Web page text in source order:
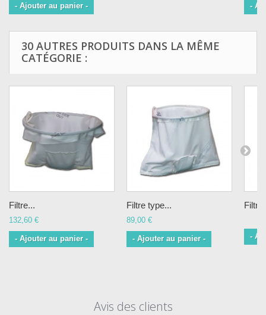
- Ajouter au panier - -
30 AUTRES PRODUITS DANS LA MÊME
CATÉGORIE :
Filtre...
132,60 €
- Ajouter au panier -
Filtre type...
89,00 €
- Ajouter au panier - -
Avis des clients